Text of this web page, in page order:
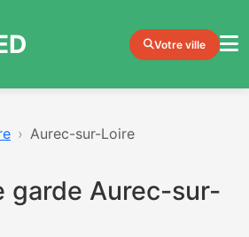
Votre ville
Aurec-sur-Loire
garde Aurec-sur-